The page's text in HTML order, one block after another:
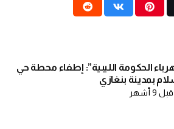
الحكومة الليبية”: إطفاء محطة حي
بمدينة بنغازي
قبل 9 أشهر